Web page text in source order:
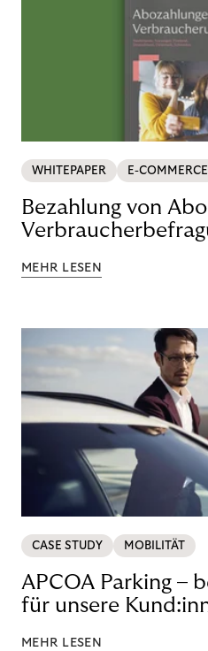
WHITEPAPER E-COMMERCE
Bezahlung von
MEHR LESEN
CASE STUDY MOBILITÄT
APCOA Parking –
für unsere
MEHR LESEN